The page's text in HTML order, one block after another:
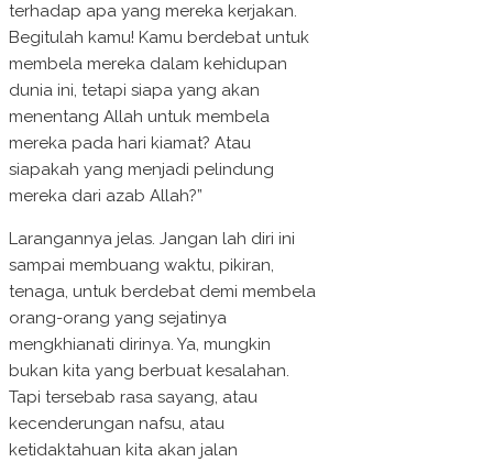
terhadap apa yang mereka kerjakan.
Begitulah kamu! Kamu berdebat untuk
membela mereka dalam kehidupan
dunia ini, tetapi siapa yang akan
menentang Allah untuk membela
mereka pada hari kiamat? Atau
siapakah yang menjadi pelindung
mereka dari azab Allah?”
Larangannya jelas. Jangan lah diri ini
sampai membuang waktu, pikiran,
tenaga, untuk berdebat demi membela
orang-orang yang sejatinya
mengkhianati dirinya. Ya, mungkin
bukan kita yang berbuat kesalahan.
Tapi tersebab rasa sayang, atau
kecenderungan nafsu, atau
ketidaktahuan kita akan jalan